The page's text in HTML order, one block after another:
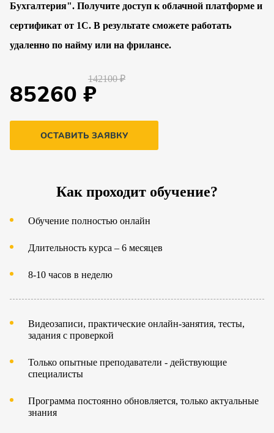
Бухгалтерия". Получите доступ к облачной платформе и
сертификат от 1С. В результате сможете работать
удаленно по найму или на фрилансе.
142100 ₽
85260 ₽
ОСТАВИТЬ ЗАЯВКУ
Как проходит обучение?
Обучение полностью онлайн
Длительность курса – 6 месяцев
8-10 часов в неделю
Видеозаписи, практические онлайн-занятия, тесты,
задания с проверкой
Только опытные преподаватели - действующие
специалисты
Программа постоянно обновляется, только актуальные
знания